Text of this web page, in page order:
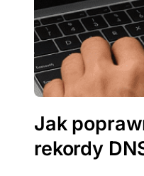
Jak
rekordy